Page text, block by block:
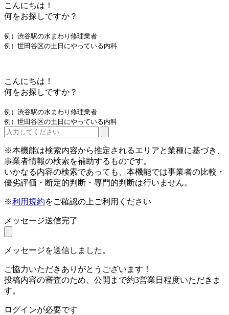
こんにちは！
何をお探しですか？
例）渋谷駅の水まわり修理業者
例）世田谷区の土日にやっている内科
こんにちは！
何をお探しですか？
例）渋谷駅の水まわり修理業者
例）世田谷区の土日にやっている内科
※本機能は検索内容から推定されるエリアと業種に基づき、
事業者情報の検索を補助するものです。
いかなる内容の検索であっても、本機能では事業者の比較・
優劣評価・断定的判断・専門的判断は行いません。
※利用規約をご確認の上ご利用ください
メッセージ送信完了
メッセージを送信しました。
ご協力いただきありがとうございます！
投稿内容の審査のため、公開まで約3営業日程度いただきま
す。
ログインが必要です